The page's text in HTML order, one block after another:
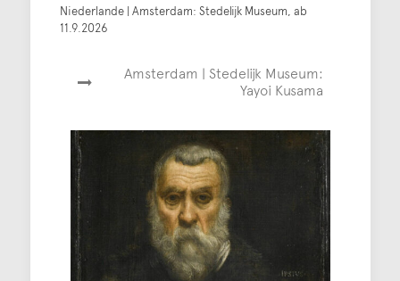
Niederlande | Amsterdam: Stedelijk Museum, ab
11.9.2026
Amsterdam | Stedelijk Museum:
Yayoi Kusama